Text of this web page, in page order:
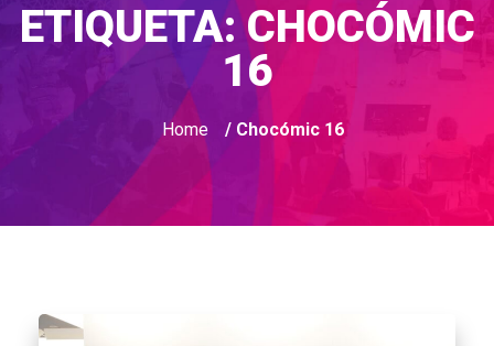
ETIQUETA:CHOCÓMIC
16
Home / Chocómic 16